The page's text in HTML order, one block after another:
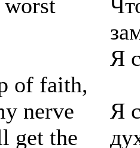
of faith,
nerve
get the
Я
Я